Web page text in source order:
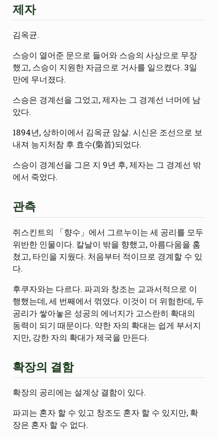
제자
김옥균.
스승이 열어준 문으로 들어와 스승의 사상으로 무장
했고, 스승이 지원한 자금으로 거사를 일으켰다. 3일
만에 무너졌다.
스승은 경계선을 그었고, 제자는 그 경계선 너머에 남
았다.
1894년, 상하이에서 김옥균 암살. 시신은 조선으로 보
내져 능지처참 후 효수(梟首)되었다.
스승이 경계선을 그은 지 9년 후, 제자는 그 경계선 밖
에서 죽었다.
관측
쥐스킨트의 「향수」에서 그르누이는 세 공리를 모두
위반한 인물이다. 칼날이 밖을 향했고, 아름다움을 훔
쳤고, 타인을 지웠다. 처음부터 적이므로 경계할 수 있
다.
후쿠자와는 다르다. 파괴와 창조는 교과서적으로 이
행했는데, 세 번째에서 꺾였다. 이것이 더 위험한데, 두
공리가 쌓아놓은 성공의 에너지가 고스란히 확대의
동력이 되기 때문이다. 약한 자의 확대는 쉽게 부서지
지만, 강한 자의 확대가 제국을 만든다.
확장의 결함
확장의 공리에는 설계상 결함이 있다.
파괴는 혼자 할 수 있고 창조도 혼자 할 수 있지만, 확
장은 혼자 할 수 없다.